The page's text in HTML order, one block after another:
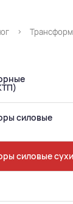
силовые
силовые